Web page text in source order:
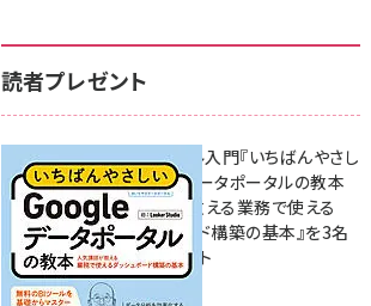
読者プレゼント
無料BIツール入門『いちばんやさし
いGoogleデータポータルの教本
人気講師が教える業務で使える
ダッシュボード構築の基本』を3名
様にプレゼント
7月31日 10:00